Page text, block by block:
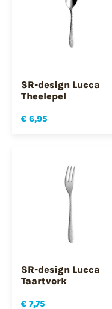
SR-design Lucca
Theelepel
€ 6,95
SR-design Lucca
Taartvork
€ 7,75